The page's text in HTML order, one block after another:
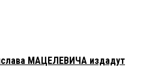
МАЦЕЛЕВИЧА издадут